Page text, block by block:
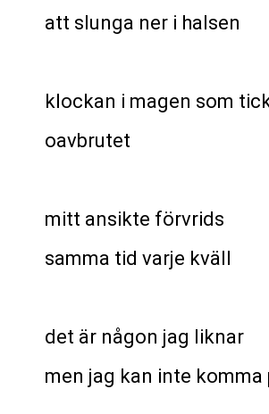
att slunga ner i halsen
klockan i magen som
oavbrutet
mitt ansikte förvrids
samma tid varje kväll
det är någon jag liknar
men jag kan inte komma